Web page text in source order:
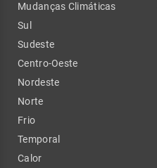
Mudanças Climáticas
Sul
Sudeste
Centro-Oeste
Nordeste
Norte
Frio
Temporal
Calor